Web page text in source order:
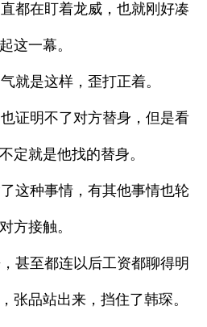
都在盯着龙威，也就刚好凑
这一幕。
就是这样，歪打正着。
证明不了对方替身，但是看
定就是他找的替身。
这种事情，有其他事情也轮
方接触。
甚至都连以后工资都聊得明
张品站出来，挡住了韩琛。